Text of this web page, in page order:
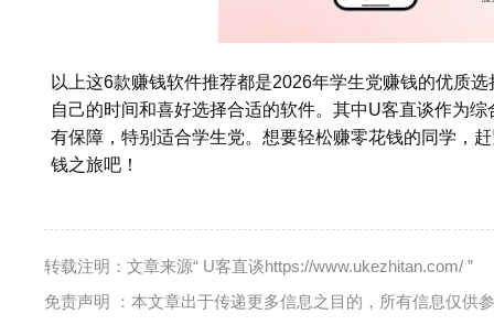
以上这6款赚钱软件推荐都是2026年学生党赚钱的优质
自己的时间和喜好选择合适的软件。其中U客直谈作为
有保障，特别适合学生党。想要轻松赚零花钱的同学，
钱之旅吧！
转载注明：文章来源“ U客直谈https://www.ukezhitan.com/ ”
免责声明 ：本文章出于传递更多信息之目的，所有信息仅供